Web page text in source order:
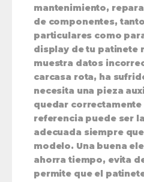
mantenimiento,
de componentes,
particulares como
display de tu patinete
muestra datos
carcasa rota, ha
necesita una pieza
quedar
referencia puede ser
adecuada siempre
modelo. Una buena
ahorra tiempo, evita
permite que el